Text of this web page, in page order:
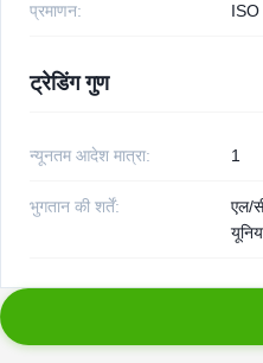
प्रमाणन: ISO
ट्रेडिंग गुण
न्यूनतम आदेश मात्रा: 1
भुगतान की शर्तें:
एल/